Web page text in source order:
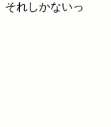
それしかないっ